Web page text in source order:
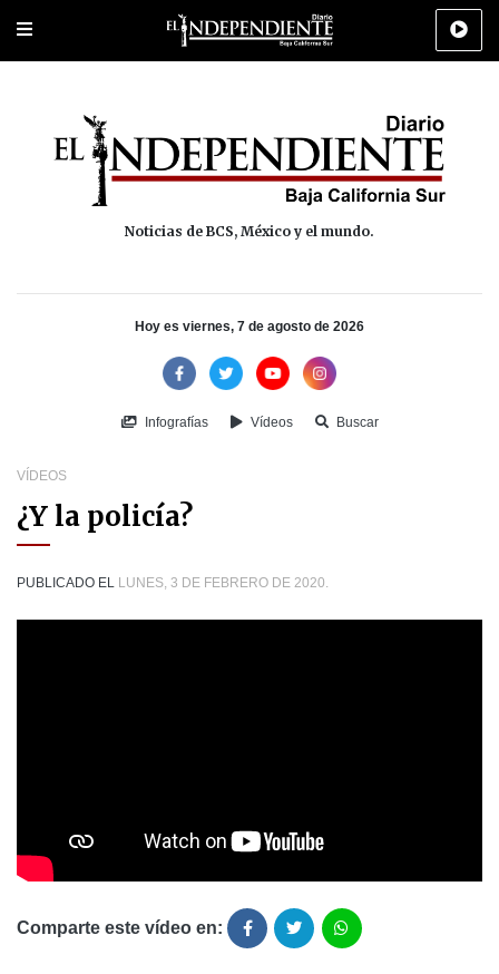
Portada Los Cabos Policiaca Deportes Cultura
Noticias de BCS, México y el mundo.
Hoy es viernes, 7 de agosto de 2026
Infografías Vídeos Buscar
VÍDEOS
¿Y la policía?
PUBLICADO EL LUNES, 3 DE FEBRERO DE 2020.
Comparte este vídeo en: